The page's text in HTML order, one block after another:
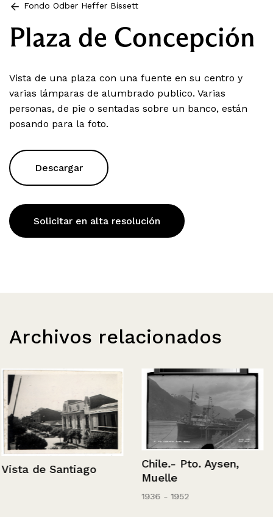
Fondo Odber Heffer Bissett
Plaza de Concepción
Vista de una plaza con una fuente en su centro y
varias lámparas de alumbrado publico. Varias
personas, de pie o sentadas sobre un banco, están
posando para la foto.
Descargar
Solicitar en alta resolución
Archivos relacionados
Vista de Santiago
Chile.- Pto. Aysen,
Muelle
1936 - 1952